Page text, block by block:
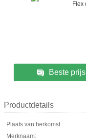
Beste prijs
Productdetails
Plaats van herkomst:
Merknaam: